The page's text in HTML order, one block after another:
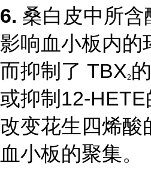
6. 桑白皮中所
影响血小板内的
而抑制了 TBX2
或抑制12-
改变花生四烯酸
血小板的聚集。